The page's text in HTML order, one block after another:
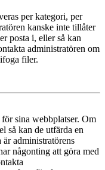
per kategori, per
kanske inte tillåter
posta i, eller så kan
administratören om
filer.
sina webbplatser. Om
så kan de utfärda en
administratörens
någonting att göra med